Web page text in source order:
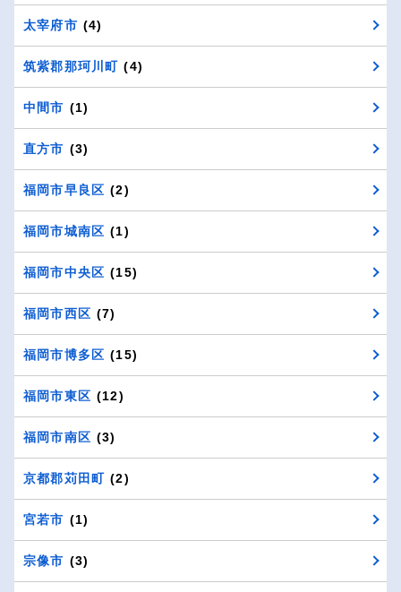
太宰府市 (4)
筑紫郡那珂川町 (4)
中間市 (1)
直方市 (3)
福岡市早良区 (2)
福岡市城南区 (1)
福岡市中央区 (15)
福岡市西区 (7)
福岡市博多区 (15)
福岡市東区 (12)
福岡市南区 (3)
京都郡苅田町 (2)
宮若市 (1)
宗像市 (3)